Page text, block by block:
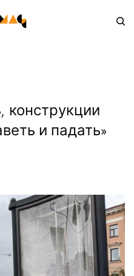
конструкции
и падать»